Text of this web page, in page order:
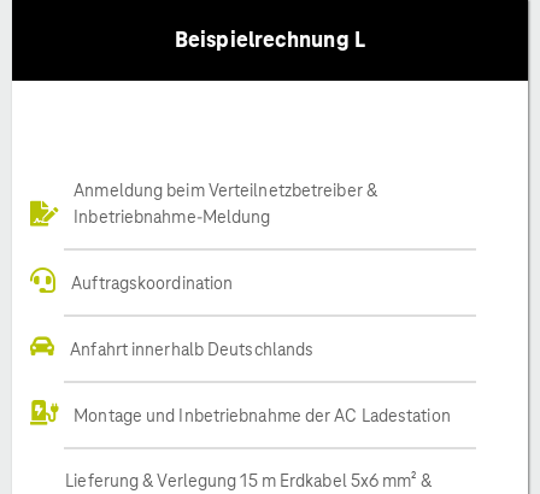
Beispielrechnung L
Anmeldung beim Verteilnetzbetreiber &
Inbetriebnahme-Meldung
Auftragskoordination
Anfahrt innerhalb Deutschlands
Montage und Inbetriebnahme der AC Ladestation
Lieferung & Verlegung 15 m Erdkabel 5x6 mm² &